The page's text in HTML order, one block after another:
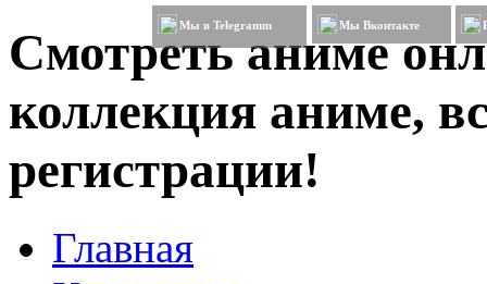
Смотреть аниме
коллекция аниме,
регистрации!
Мы в Telegramm Мы Вконтакте
Главная